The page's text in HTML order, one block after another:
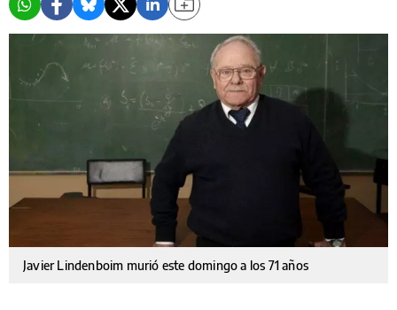
Javier Lindenboim murió este domingo a los 71 años